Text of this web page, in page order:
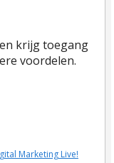
krijg toegang
voordelen.
Marketing Live!